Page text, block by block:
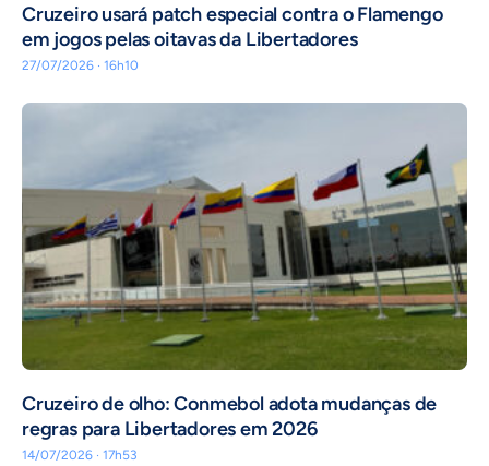
Cruzeiro usará patch especial contra o Flamengo
em jogos pelas oitavas da Libertadores
27/07/2026 · 16h10
Cruzeiro de olho: Conmebol adota mudanças de
regras para Libertadores em 2026
14/07/2026 · 17h53